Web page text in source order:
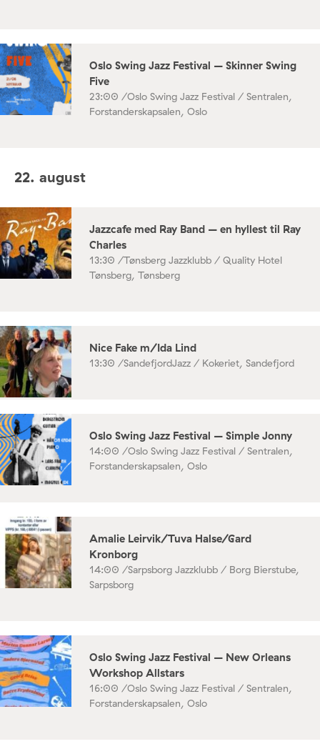
Oslo Swing Jazz Festival – Skinner Swing
Five
23:00 /Oslo Swing Jazz Festival / Sentralen,
Forstanderskapsalen, Oslo
22. august
Jazzcafe med Ray Band – en hyllest til Ray
Charles
13:30 /Tønsberg Jazzklubb / Quality Hotel
Tønsberg, Tønsberg
Nice Fake m/Ida Lind
13:30 /SandefjordJazz / Kokeriet, Sandefjord
Oslo Swing Jazz Festival – Simple Jonny
14:00 /Oslo Swing Jazz Festival / Sentralen,
Forstanderskapsalen, Oslo
Amalie Leirvik/Tuva Halse/Gard
Kronborg
14:00 /Sarpsborg Jazzklubb / Borg Bierstube,
Sarpsborg
Oslo Swing Jazz Festival – New Orleans
Workshop Allstars
16:00 /Oslo Swing Jazz Festival / Sentralen,
Forstanderskapsalen, Oslo